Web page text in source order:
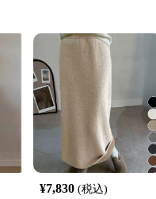
¥7,830 (税込)